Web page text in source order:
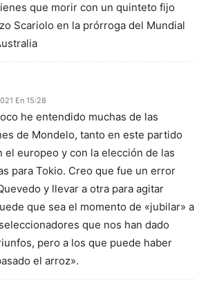
que morir con un quinteto fijo
Scariolo en la prórroga del Mundial
En 15:28
he entendido muchas de las
de Mondelo, tanto en este partido
el europeo y con la elección de las
para Tokio. Creo que fue un error
y llevar a otra para agitar
que sea el momento de «jubilar» a
que nos han dado
pero a los que puede haber
el arroz».